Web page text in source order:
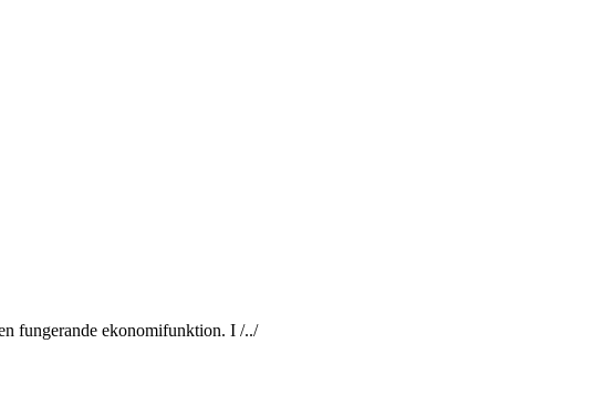
fungerande ekonomifunktion. I /../